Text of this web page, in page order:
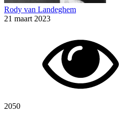
Rody van Landeghem
21 maart 2023
2050